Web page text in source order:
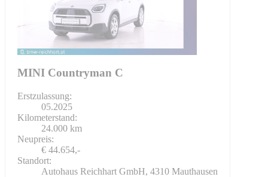
MINI Countryman C
Erstzulassung:
05.2025
Kilometerstand:
24.000 km
Neupreis:
€ 44.654,-
Standort:
Autohaus Reichhart GmbH, 4310 Mauthausen